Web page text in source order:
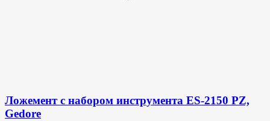
Ложемент с набором инструмента ES-2150 PZ,
Gedore